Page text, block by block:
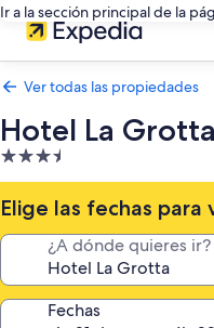
Ir a la sección principal de la
Ver todas las propiedades
Hotel La Grotta
Propiedad
de
3.5
estrellas
Elige las fechas para
¿A dónde quieres ir?
Fechas